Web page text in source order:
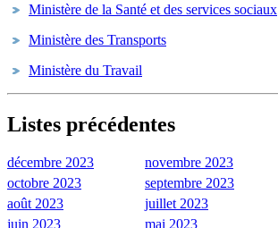
Ministère de la Santé et des services sociaux
Ministère des Transports
Ministère du Travail
Listes précédentes
décembre 2023
novembre 2023
octobre 2023
septembre 2023
août 2023
juillet 2023
juin 2023
mai 2023